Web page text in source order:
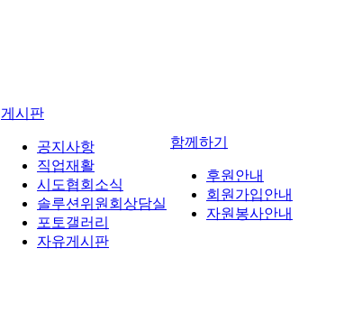
게시판
공지사항
직업재활
시도협회소식
솔루션위원회상담실
포토갤러리
자유게시판
함께하기
후원안내
회원가입안내
자원봉사안내